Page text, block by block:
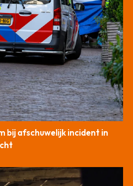
bij afschuwelijk incident in